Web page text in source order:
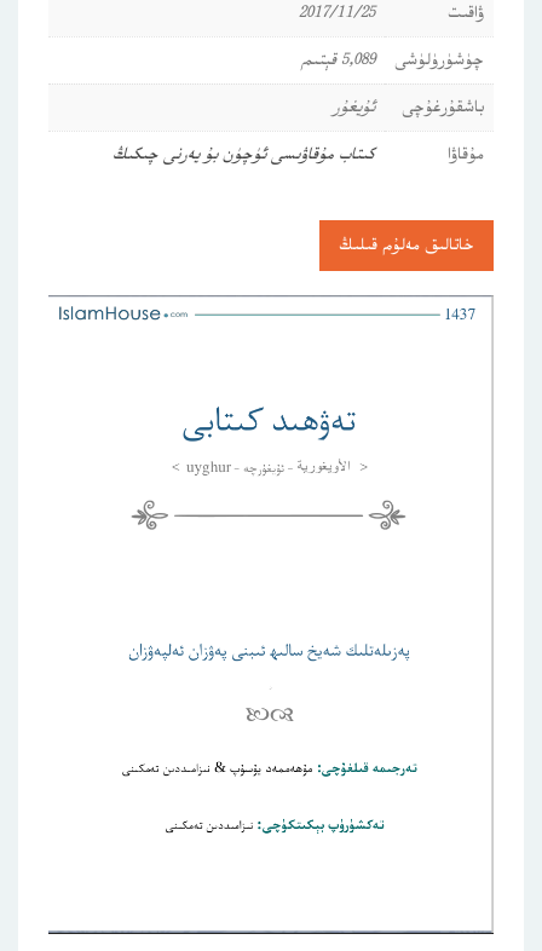
ۋاقىت
2017/11/25
چۈشۈرۈلۈشى
5,089 قېتىم
باشقۇرغۇچى
ئۇيغۇر
مۇقاۋا
كىتاب مۇقاۋىسى ئۈچۈن بۇ يەرنى چىكىڭ
خاتالىق مەلۇم قىلىڭ